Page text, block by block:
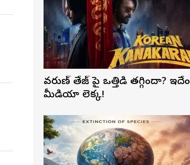
వరుణ్ తేజ్‌ పై ఒత్తిడి తగ్గిందా? ఇదేం
మీడియా లెక్క!